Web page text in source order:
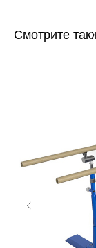
Смотрите